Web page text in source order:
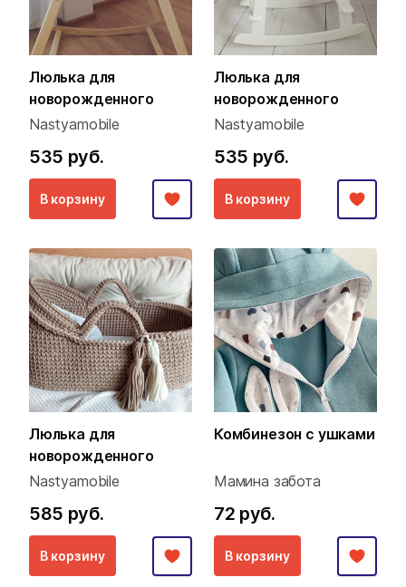
Люлька для
новорожденного
Nastyamobile
535 руб.
В корзину
Люлька для
новорожденного
Nastyamobile
535 руб.
В корзину
Люлька для
новорожденного
Nastyamobile
585 руб.
В корзину
Комбинезон с ушками
Мамина забота
72 руб.
В корзину